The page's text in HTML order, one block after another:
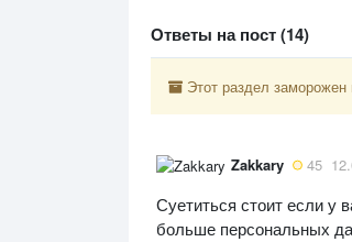
Ответы на пост (14)
Этот раздел
Zakkary 45
Суетиться стоит если у
больше персональных